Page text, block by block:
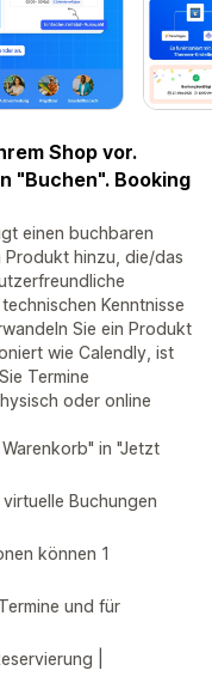
Shop vor.
"Buchen". Booking
einen buchbaren
Produkt hinzu, die/das
Kenntnisse
Sie ein Produkt
wie Calendly, ist
Termine
oder online
in "Jetzt
Buchungen
können 1
und für
|